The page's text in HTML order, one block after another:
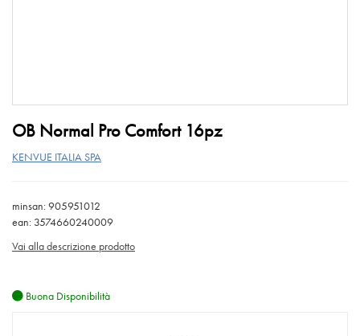
OB Normal Pro Comfort 16pz
KENVUE ITALIA SPA
minsan: 905951012
ean: 3574660240009
Vai alla descrizione prodotto
Buona Disponibilità